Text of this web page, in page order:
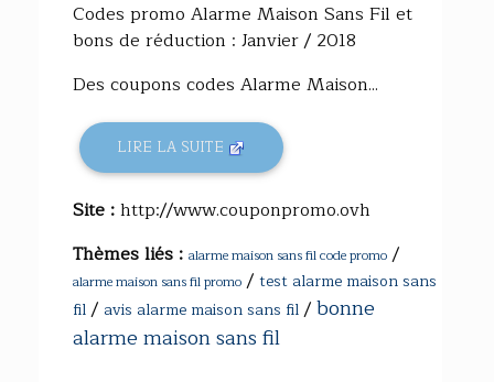
Codes promo Alarme Maison Sans Fil et
bons de réduction : Janvier / 2018
Des coupons codes Alarme Maison...
LIRE LA SUITE
Site :http://www.couponpromo.ovh
Thèmes liés : alarme maison sans fil code promo /
alarme maison sans fil promo / test alarme maison sans
fil/ avis alarme maison sans fil/bonne
alarme maison sans fil